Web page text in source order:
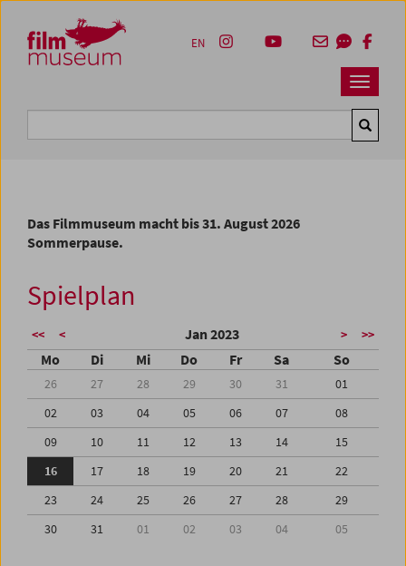
Zum Inhalt
Zum Hauptmenü
Zur Servicenavigation
Zum Suche
Navbar
EN
Das Filmmuseum macht bis 31. August 2026
Sommerpause.
Spielplan
<< < Jan 2023 > >>
Mo Di Mi Do Fr Sa So
26 27 28 29 30 31
01
02
03 04 05 06 07
08
09
10 11 12 13 14
15
16
17 18 19 20 21
22
23
24 25 26 27 28
29
30
31 01 02 03 04 05